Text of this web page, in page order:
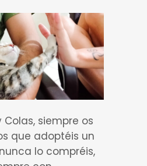
Colas, siempre os
que adoptéis un
lo compréis,